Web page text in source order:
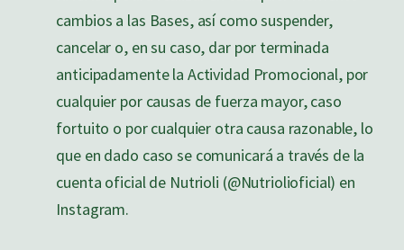
cambios a las Bases, así como suspender,
cancelar o, en su caso, dar por terminada
anticipadamente la Actividad Promocional, por
cualquier por causas de fuerza mayor, caso
fortuito o por cualquier otra causa razonable, lo
que en dado caso se comunicará a través de la
cuenta oficial de Nutrioli (@Nutriolioficial) en
Instagram.